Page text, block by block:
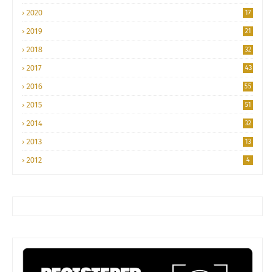
2020 17
2019 21
2018 32
2017 43
2016 55
2015 51
2014 32
2013 13
2012 4